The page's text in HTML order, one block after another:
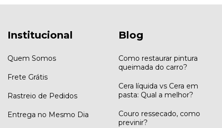
Institucional
Quem Somos
Frete Grátis
Rastreio de Pedidos
Entrega no Mesmo Dia
Blog
Como restaurar pintura
queimada do carro?
Cera líquida vs Cera em
pasta: Qual a melhor?
Couro ressecado, como
previnir?